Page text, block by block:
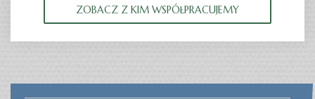
ZOBACZ Z KIM WSPÓŁPRACUJEMY